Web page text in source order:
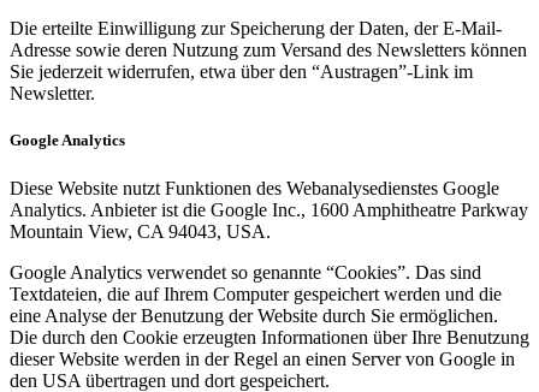
Die erteilte Einwilligung zur Speicherung der Daten, der E-Mail-
Adresse sowie deren Nutzung zum Versand des Newsletters können
Sie jederzeit widerrufen, etwa über den “Austragen”-Link im
Newsletter.
Google Analytics
Diese Website nutzt Funktionen des Webanalysedienstes Google
Analytics. Anbieter ist die Google Inc., 1600 Amphitheatre Parkway
Mountain View, CA 94043, USA.
Google Analytics verwendet so genannte “Cookies”. Das sind
Textdateien, die auf Ihrem Computer gespeichert werden und die
eine Analyse der Benutzung der Website durch Sie ermöglichen.
Die durch den Cookie erzeugten Informationen über Ihre Benutzung
dieser Website werden in der Regel an einen Server von Google in
den USA übertragen und dort gespeichert.